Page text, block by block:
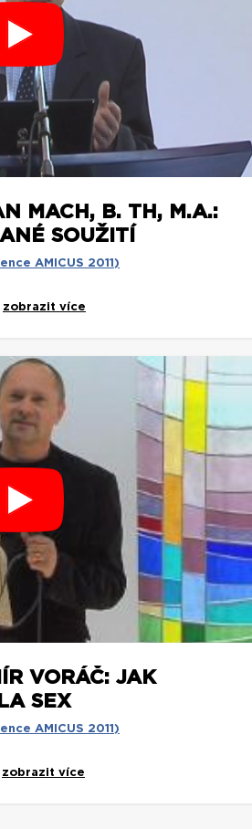
MACH, B. TH, M.A.:
SOUŽITÍ
AMICUS 2011)
zobrazit více
VORÁČ: JAK
SEX
AMICUS 2011)
zobrazit více